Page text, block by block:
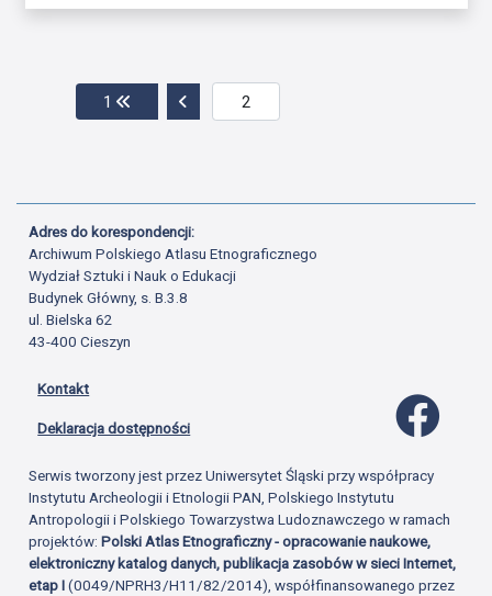
1 Przejdź do pierwszej strony
Przejdź do poprzedniej strony
Adres do korespondencji:
Archiwum Polskiego Atlasu Etnograficznego
Wydział Sztuki i Nauk o Edukacji
Budynek Główny, s. B.3.8
ul. Bielska 62
43-400 Cieszyn
Kontakt
Deklaracja dostępności
Serwis tworzony jest przez Uniwersytet Śląski przy współpracy
Instytutu Archeologii i Etnologii PAN, Polskiego Instytutu
Antropologii i Polskiego Towarzystwa Ludoznawczego w ramach
projektów:Polski Atlas Etnograficzny - opracowanie naukowe,
elektroniczny katalog danych, publikacja zasobów w sieci Internet,
etap I(0049/NPRH3/H11/82/2014), współfinansowanego przez